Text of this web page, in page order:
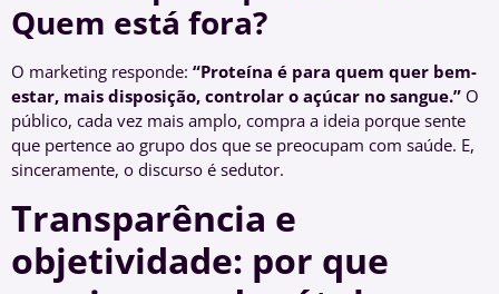
Quem está fora?
O marketing responde: “Proteína é para quem quer bem-
estar, mais disposição, controlar o açúcar no sangue.” O
público, cada vez mais amplo, compra a ideia porque sente
que pertence ao grupo dos que se preocupam com saúde. E,
sinceramente, o discurso é sedutor.
Transparência e
objetividade: por que